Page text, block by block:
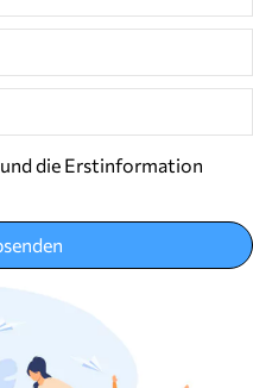
die Erstinformation